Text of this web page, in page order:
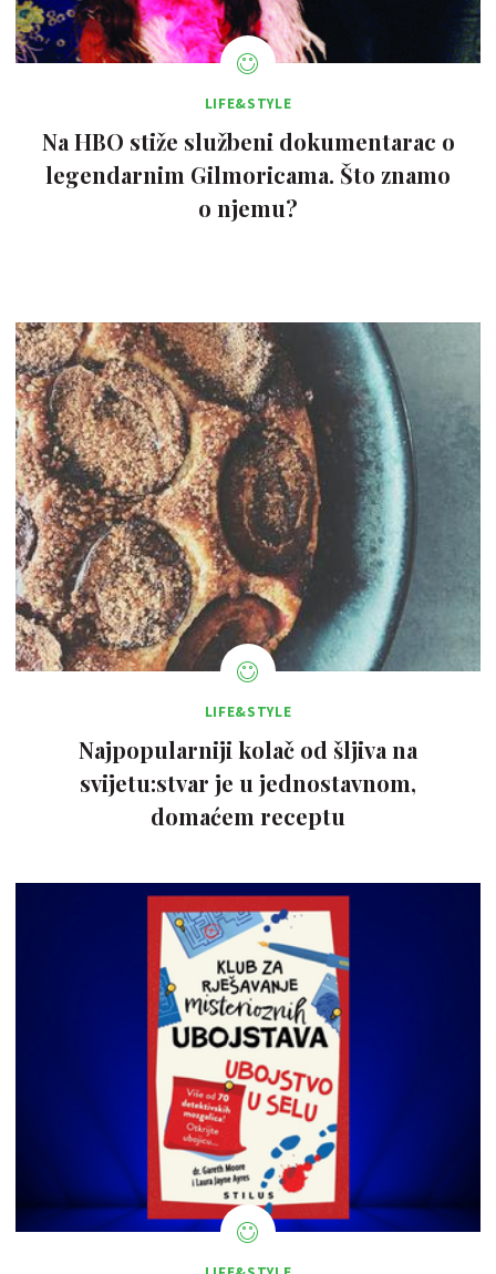
LIFE&STYLE
Na HBO stiže službeni dokumentarac o
legendarnim Gilmoricama. Što znamo
o njemu?
LIFE&STYLE
Najpopularniji kolač od šljiva na
svijetu:stvar je u jednostavnom,
domaćem receptu